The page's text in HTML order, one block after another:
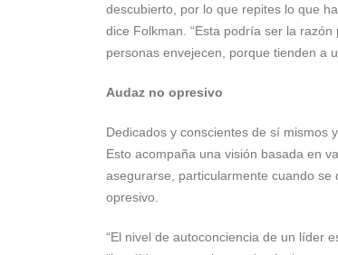
descubierto, por lo que repites lo que
dice Folkman. “Esta podría ser la
personas envejecen, porque tienden a
Audaz no opresivo
Dedicados y conscientes de sí mismos
Esto acompaña una visión basada en
asegurarse, particularmente cuando
opresivo.
“El nivel de autoconciencia de un líder